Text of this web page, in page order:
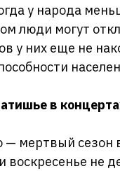
у народа
люди могут
у них еще не
в
— мертвый сезон
воскресенье не